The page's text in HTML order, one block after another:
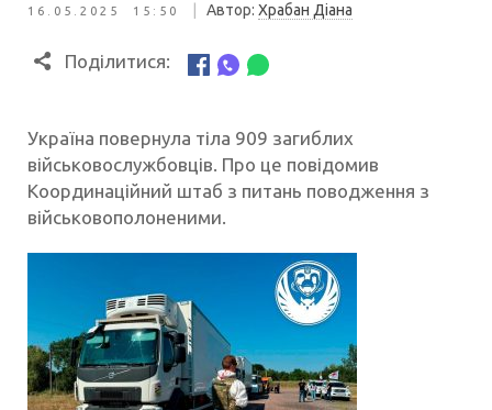
16.05.2025 15:50 Автор: Храбан Діана
Поділитися:
Україна повернула тіла 909 загиблих
військовослужбовців. Про це повідомив
Координаційний штаб з питань поводження з
військовополоненими.